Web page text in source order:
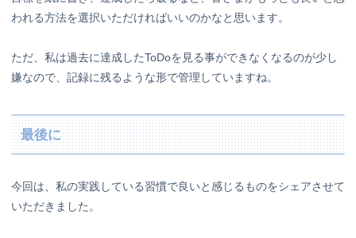
われる方法を選択いただければいいのかなと思います。
ただ、私は過去に達成したToDoを見る事ができなくなるのが少し
嫌なので、記録に残るような形で管理していますね。
最後に
今回は、私の実践している習慣で良いと感じるものをシェアさせて
いただきました。